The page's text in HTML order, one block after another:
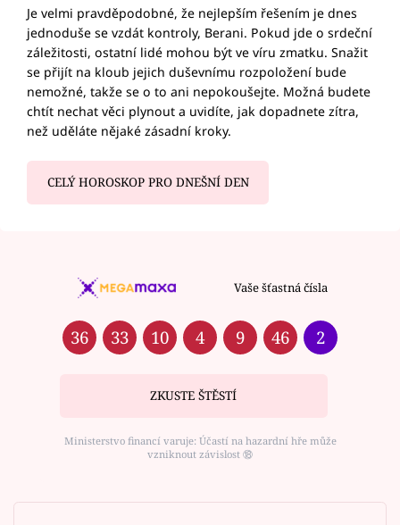
Je velmi pravděpodobné, že nejlepším řešením je dnes
jednoduše se vzdát kontroly, Berani. Pokud jde o srdeční
záležitosti, ostatní lidé mohou být ve víru zmatku. Snažit
se přijít na kloub jejich duševnímu rozpoložení bude
nemožné, takže se o to ani nepokoušejte. Možná budete
chtít nechat věci plynout a uvidíte, jak dopadnete zítra,
než uděláte nějaké zásadní kroky.
CELÝ HOROSKOP PRO DNEŠNÍ DEN
Vaše šťastná čísla
36 33 10 4 9 46 2
ZKUSTE ŠTĚSTÍ
Ministerstvo financí varuje: Účastí na hazardní hře může
vzniknout závislost ⑱